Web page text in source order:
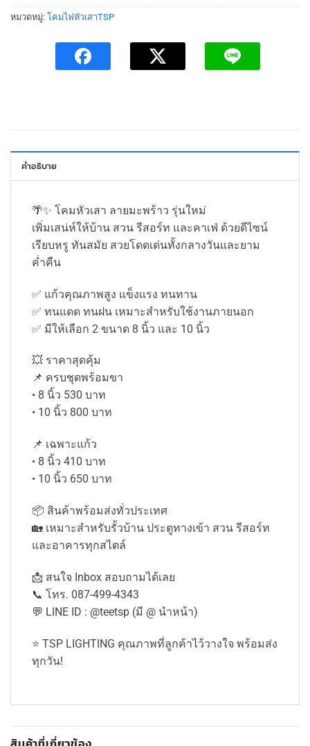
หมวดหมู่: โคมไฟหัวเสาTSP
คำอธิบาย
🌴✨ โคมหัวเสา ลายมะพร้าว รุ่นใหม่
เพิ่มเสน่ห์ให้บ้าน สวน รีสอร์ท และคาเฟ่ ด้วยดีไซน์
เรียบหรู ทันสมัย สวยโดดเด่นทั้งกลางวันและยาม
ค่ำคืน
✅ แก้วคุณภาพสูง แข็งแรง ทนทาน
✅ ทนแดด ทนฝน เหมาะสำหรับใช้งานภายนอก
✅ มีให้เลือก 2 ขนาด 8 นิ้ว และ 10 นิ้ว
💥 ราคาสุดคุ้ม
📌 ครบชุดพร้อมขา
• 8 นิ้ว 530 บาท
• 10 นิ้ว 800 บาท
📌 เฉพาะแก้ว
• 8 นิ้ว 410 บาท
• 10 นิ้ว 650 บาท
📦 สินค้าพร้อมส่งทั่วประเทศ
🏡 เหมาะสำหรับรั้วบ้าน ประตูทางเข้า สวน รีสอร์ท
และอาคารทุกสไตล์
📩 สนใจ Inbox สอบถามได้เลย
📞 โทร. 087-499-4343
💬 LINE ID : @teetsp (มี @ นำหน้า)
⭐ TSP LIGHTING คุณภาพที่ลูกค้าไว้วางใจ พร้อมส่ง
ทุกวัน!